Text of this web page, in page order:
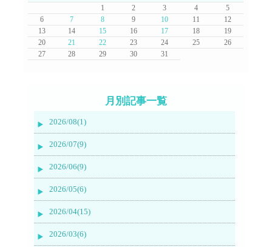
1
2 3 4
5
6
7 8 9 10 11
12
13
14 15 16 17 18
19
20
21 22 23 24 25
26
27
28 29 30 31
月別記事一覧
2026/08(1)
2026/07(9)
2026/06(9)
2026/05(6)
2026/04(15)
2026/03(6)